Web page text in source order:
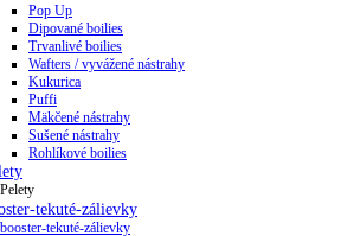
Pop Up
Dipované boilies
Trvanlivé boilies
Wafters / vyvážené nástrahy
Kukurica
Puffi
Mäkčené nástrahy
Sušené nástrahy
Rohlíkové boilies
tekuté-zálievky